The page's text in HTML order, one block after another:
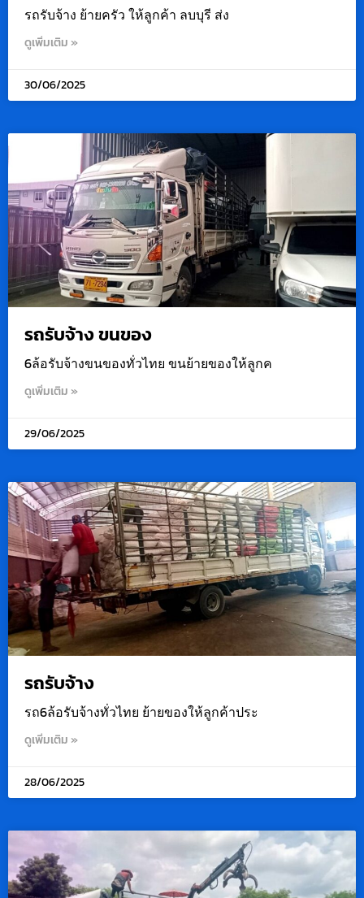
รถรับจ้าง ย้ายครัว ให้ลูกค้า ลบบุรี ส่ง
ดูเพิ่มเติม »
30/06/2025
รถรับจ้าง ขนของ
6ล้อรับจ้างขนของทั่วไทย ขนย้ายของให้ลูกค
ดูเพิ่มเติม »
29/06/2025
รถรับจ้าง
รถ6ล้อรับจ้างทั่วไทย ย้ายของให้ลูกค้าประ
ดูเพิ่มเติม »
28/06/2025